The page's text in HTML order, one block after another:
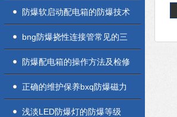
类
防爆软启动配电箱的防爆技术
问题应该高度关注和重视
bng防爆挠性连接管常见的三
种材质说明
防爆配电箱的操作方法及检修
注意事项
正确的维护保养bxq防爆磁力
起动器可确保运转的可靠性
浅淡LED防爆灯的防爆等级